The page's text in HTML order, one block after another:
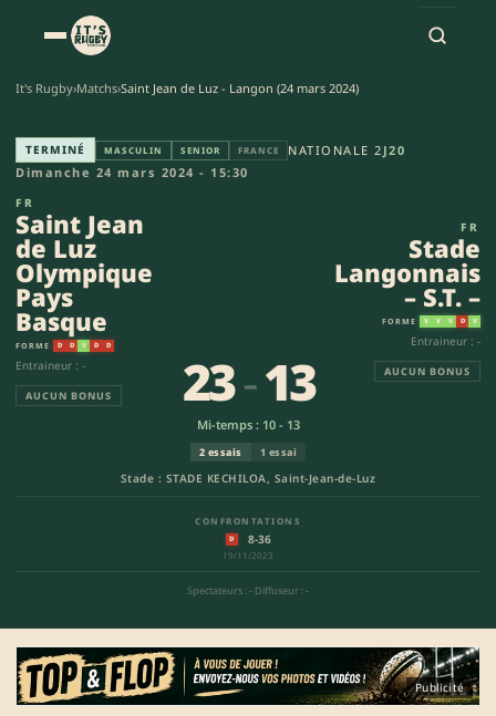
It's Rugby›Matchs›Saint Jean de Luz - Langon (24 mars 2024)
Saint Jean de Luz Olympique
TERMINÉ MASCULIN SENIOR FRANCE NATIONALE 2 J20
Dimanche 24 mars 2024 - 15:30
FR
Saint Jean
de Luz
Olympique
Pays
Basque
FORME D D V D D
Entraineur : -
AUCUN BONUS
Stade : STADE KECHILOA, Saint-Jean-de-Luz
23-13
Mi-temps : 10 - 13
2 essais 1 essai
CONFRONTATIONS
D 8-36
19/11/2023
Spectateurs : - Diffuseur : -
FR
Stade
Langonnais
– S.T. –
FORME V V V D V
Entraineur : -
AUCUN BONUS
Publicité